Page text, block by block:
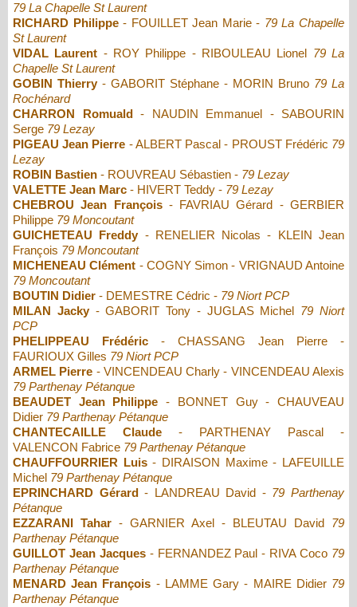
79 La Chapelle St Laurent
RICHARD Philippe- FOUILLET Jean Marie - 79 La Chapelle
St Laurent
VIDAL Laurent - ROY Philippe - RIBOULEAU Lionel 79 La
Chapelle St Laurent
GOBIN Thierry- GABORIT Stéphane - MORIN Bruno 79 La
Rochénard
CHARRON Romuald- NAUDIN Emmanuel - SABOURIN
Serge 79 Lezay
PIGEAU Jean Pierre - ALBERT Pascal - PROUST Frédéric 79
Lezay
ROBIN Bastien - ROUVREAU Sébastien - 79 Lezay
VALETTE Jean Marc - HIVERT Teddy - 79 Lezay
CHEBROU Jean François- FAVRIAU Gérard - GERBIER
Philippe 79 Moncoutant
GUICHETEAU Freddy- RENELIER Nicolas - KLEIN Jean
François 79 Moncoutant
MICHENEAU Clément - COGNY Simon - VRIGNAUD Antoine
79 Moncoutant
BOUTIN Didier - DEMESTRE Cédric - 79 Niort PCP
MILAN Jacky- GABORIT Tony - JUGLAS Michel 79 Niort
PCP
PHELIPPEAU Frédéric - CHASSANG Jean Pierre -
FAURIOUX Gilles 79 Niort PCP
ARMEL Pierre - VINCENDEAU Charly - VINCENDEAU Alexis
79 Parthenay Pétanque
BEAUDET Jean Philippe - BONNET Guy - CHAUVEAU
Didier 79 Parthenay Pétanque
CHANTECAILLE Claude - PARTHENAY Pascal -
VALENCON Fabrice 79 Parthenay Pétanque
CHAUFFOURRIER Luis- DIRAISON Maxime - LAFEUILLE
Michel 79 Parthenay Pétanque
EPRINCHARD Gérard- LANDREAU David - 79 Parthenay
Pétanque
EZZARANI Tahar - GARNIER Axel - BLEUTAU David 79
Parthenay Pétanque
GUILLOT Jean Jacques- FERNANDEZ Paul - RIVA Coco 79
Parthenay Pétanque
MENARD Jean François - LAMME Gary - MAIRE Didier 79
Parthenay Pétanque